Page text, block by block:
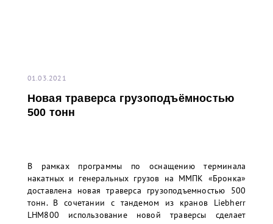
01.03.2021
Новая траверса грузоподъёмностью
500 тонн
В рамках программы по оснащению терминала
накатных и генеральных грузов на ММПК «Бронка»
доставлена новая траверса грузоподъемностью 500
тонн. В сочетании с тандемом из кранов Liebherr
LHM800 использование новой траверсы сделает